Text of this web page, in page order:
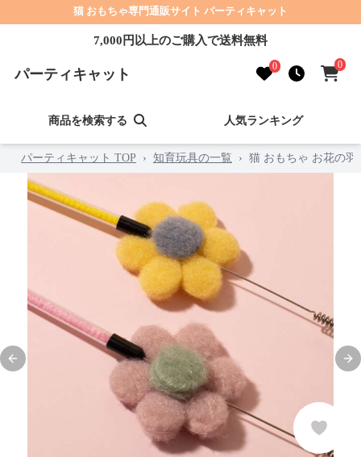
猫 おもちゃ専門通販サイト パーティキャット
7,000円以上のご購入で送料無料
パーティキャット 0 0
商品を検索する 人気ランキング
パーティキャット TOP › 知育玩具の一覧 › 猫 おもちゃ お花の
Previous slide